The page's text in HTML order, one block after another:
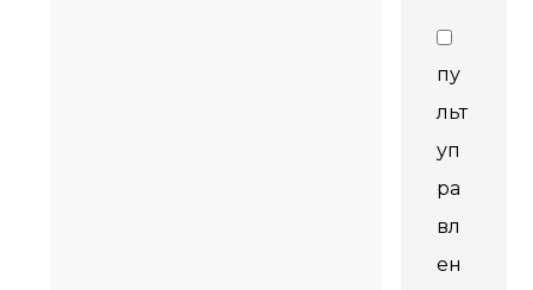
пу
льт
уп
ра
вл
ен